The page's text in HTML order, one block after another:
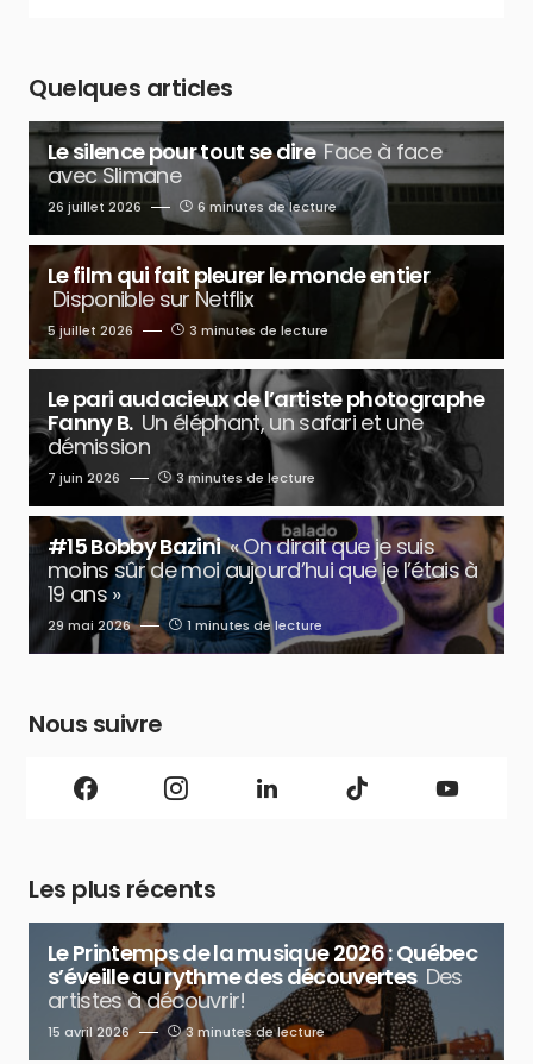
Quelques articles
Le silence pour tout se dire Face à face
avec Slimane
26 juillet 2026 6 minutes de lecture
Le film qui fait pleurer le monde entier
Disponible sur Netflix
5 juillet 2026 3 minutes de lecture
Le pari audacieux de l’artiste photographe
Fanny B. Un éléphant, un safari et une
démission
7 juin 2026 3 minutes de lecture
#15 Bobby Bazini « On dirait que je suis
moins sûr de moi aujourd’hui que je l’étais à
19 ans »
29 mai 2026 1 minutes de lecture
Nous suivre
Les plus récents
Le Printemps de la musique 2026 : Québec
s’éveille au rythme des découvertes Des
artistes à découvrir!
15 avril 2026 3 minutes de lecture